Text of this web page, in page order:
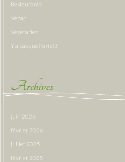
Restaurants
Vegan
Végétarien
Y a pas que Paris !!!
Archives
juin 2026
février 2026
juillet 2025
février 2025